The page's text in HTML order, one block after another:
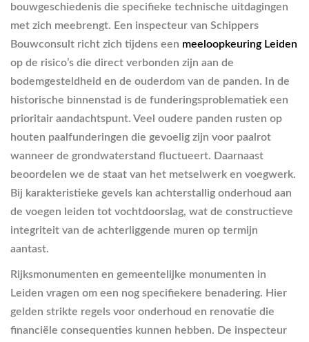
bouwgeschiedenis die specifieke technische uitdagingen
met zich meebrengt. Een inspecteur van Schippers
Bouwconsult richt zich tijdens een meeloopkeuring Leiden
op de risico’s die direct verbonden zijn aan de
bodemgesteldheid en de ouderdom van de panden. In de
historische binnenstad is de funderingsproblematiek een
prioritair aandachtspunt. Veel oudere panden rusten op
houten paalfunderingen die gevoelig zijn voor paalrot
wanneer de grondwaterstand fluctueert. Daarnaast
beoordelen we de staat van het metselwerk en voegwerk.
Bij karakteristieke gevels kan achterstallig onderhoud aan
de voegen leiden tot vochtdoorslag, wat de constructieve
integriteit van de achterliggende muren op termijn
aantast.
Rijksmonumenten en gemeentelijke monumenten in
Leiden vragen om een nog specifiekere benadering. Hier
gelden strikte regels voor onderhoud en renovatie die
financiële consequenties kunnen hebben. De inspecteur